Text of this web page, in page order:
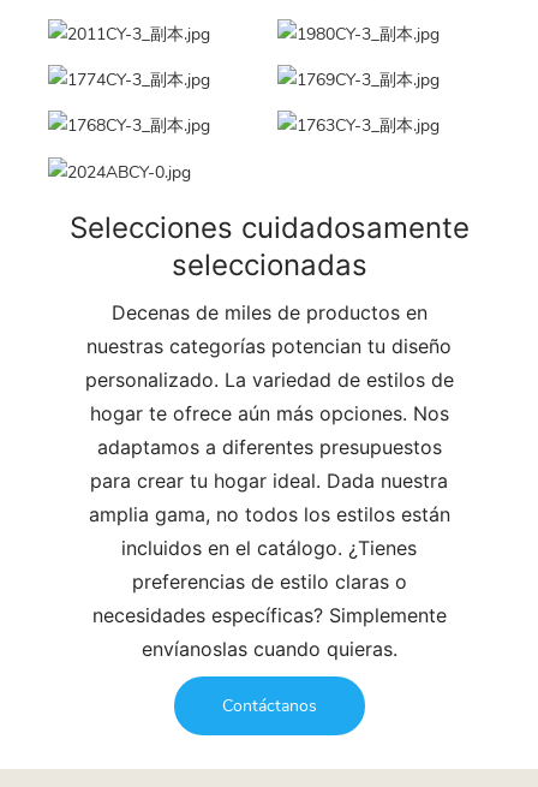
Selecciones cuidadosamente
seleccionadas
Decenas de miles de productos en
nuestras categorías potencian tu diseño
personalizado. La variedad de estilos de
hogar te ofrece aún más opciones. Nos
adaptamos a diferentes presupuestos
para crear tu hogar ideal. Dada nuestra
amplia gama, no todos los estilos están
incluidos en el catálogo. ¿Tienes
preferencias de estilo claras o
necesidades específicas? Simplemente
envíanoslas cuando quieras.
Contáctanos